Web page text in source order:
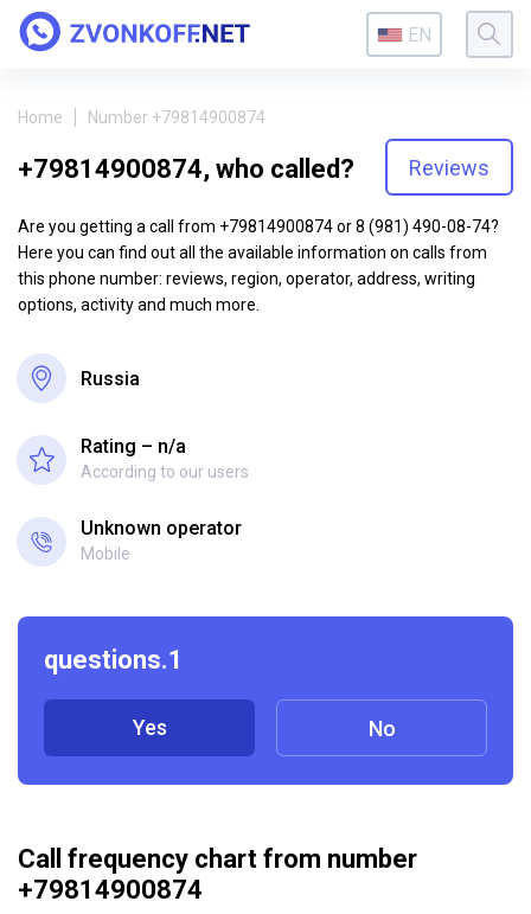
EN
Home Number +79814900874
+79814900874, who called? Reviews
Are you getting a call from +79814900874 or 8 (981) 490-08-74?
Here you can find out all the available information on calls from
this phone number: reviews, region, operator, address, writing
options, activity and much more.
Russia
Rating – n/a
According to our users
Unknown operator
Mobile
questions.1
Yes No
Call frequency chart from number
+79814900874